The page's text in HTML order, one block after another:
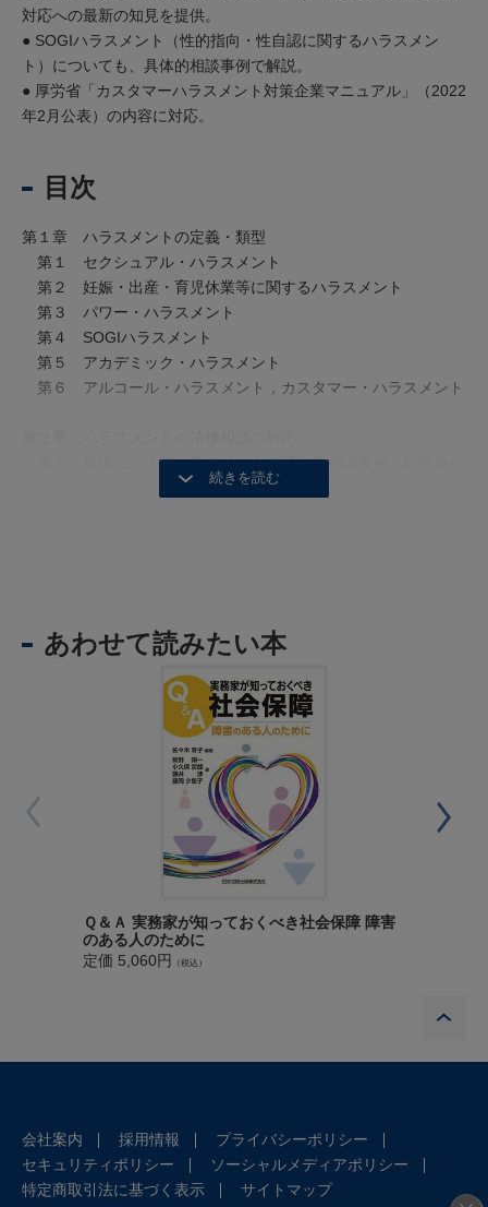
対応への最新の知見を提供。
● SOGIハラスメント（性的指向・性自認に関するハラスメン
ト）についても、具体的相談事例で解説。
● 厚労省「カスタマーハラスメント対策企業マニュアル」（2022
年2月公表）の内容に対応。
目次
第１章 ハラスメントの定義・類型
第１ セクシュアル・ハラスメント
第２ 妊娠・出産・育児休業等に関するハラスメント
第３ パワー・ハラスメント
第４ SOGIハラスメント
第５ アカデミック・ハラスメント
第６ アルコール・ハラスメント，カスタマー・ハラスメント
第１ 職場におけるハラスメントの具体的相談事例と法的責任
第２ アカデミック・ハラスメントの具体的相談事例と法的責
第４章 ハラスメントに対して事業主がとるべき具体的対応策
第１ ハラスメント指針
第２ 事業主の方針の明確化及びその周知・啓発
第３ 相談・苦情への対応
第４ 事件が発生した場合の迅速・適切な対応
第５ マタハラ，育児休業等に関するハラスメントの原因や背
景となる要因を解消するための措置
第６ その他併せて講ずべき措置
第７ 事業主が行うことが望ましい取組の内容
第８ 特殊な事情がある場合の対応
第５章 マスコミ対応策と活用法
第１ 被害者側のマスコミ対応
文例
・告訴状（セクハラ）
・労働審判手続申立書（パワハラ）
・仮処分命令申立書（マタハラ）
あわせて読みたい本
Ｑ＆Ａ 実務家が知っておくべき社会保障 障害
のある人のために
定価 5,060円 （税込）
会社案内 採用情報
プライバシーポリシー
セキュリティポリシー
ソーシャルメディアポリシー
特定商取引法に基づく表示
サイトマップ